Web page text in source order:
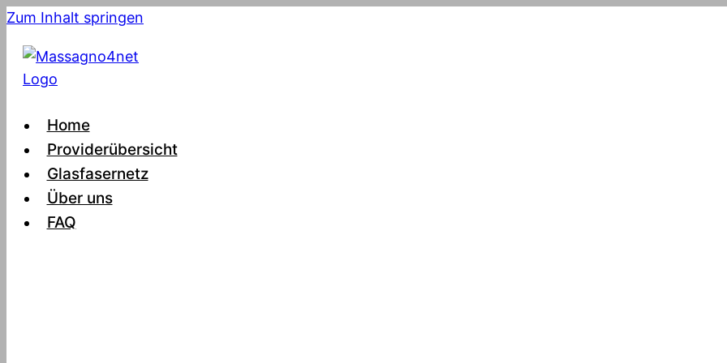
Zum Inhalt springen
Home
Providerübersicht
Glasfasernetz
Über uns
FAQ